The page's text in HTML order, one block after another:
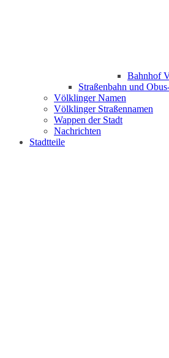
Bahnhof
Straßenbahn und
Völklinger Namen
Völklinger Straßennamen
Wappen der Stadt
Nachrichten
Stadtteile